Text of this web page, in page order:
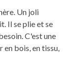
Un joli
Il se plie et se
C'est une
bois, en tissu,